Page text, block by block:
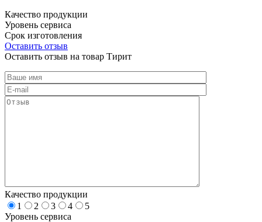
Качество продукции
Уровень сервиса
Срок изготовления
Оставить отзыв
Оставить отзыв на товар Тирит
Качество продукции
1
2 3 4
5
Уровень сервиса